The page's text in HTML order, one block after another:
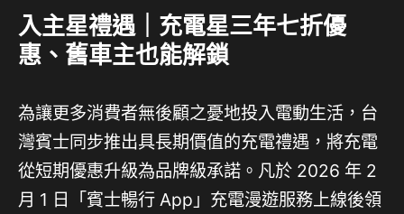
入主星禮遇｜充電星三年七折優
惠、舊車主也能解鎖
為讓更多消費者無後顧之憂地投入電動生活，台
灣賓士同步推出具長期價值的充電禮遇，將充電
從短期優惠升級為品牌級承諾。凡於 2026 年 2
月 1 日「賓士暢行 App」充電漫遊服務上線後領